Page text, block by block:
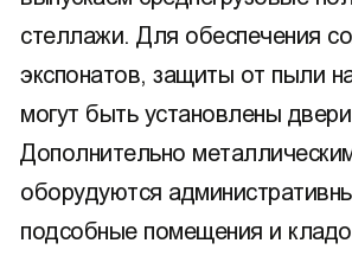
стеллажи. Для обеспечения
экспонатов, защиты от пыли
могут быть установлены
Дополнительно
оборудуются
подсобные помещения и